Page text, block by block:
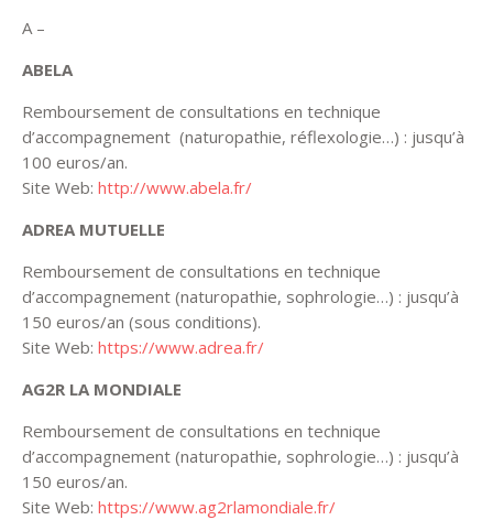
A –
ABELA
Remboursement de consultations en technique
d’accompagnement (naturopathie, réflexologie…) : jusqu’à
100 euros/an.
Site Web: http://www.abela.fr/
ADREA MUTUELLE
Remboursement de consultations en technique
d’accompagnement (naturopathie, sophrologie…) : jusqu’à
150 euros/an (sous conditions).
Site Web: https://www.adrea.fr/
AG2R LA MONDIALE
Remboursement de consultations en technique
d’accompagnement (naturopathie, sophrologie…) : jusqu’à
150 euros/an.
Site Web: https://www.ag2rlamondiale.fr/